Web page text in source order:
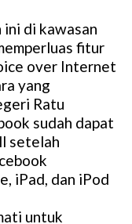
di kawasan
fitur
over Internet
yang
Ratu
sudah dapat
setelah
iPad, dan iPod
untuk